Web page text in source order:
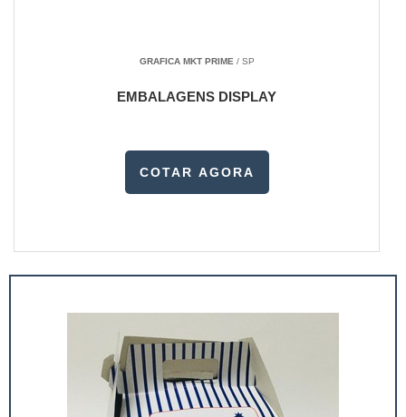
GRAFICA MKT PRIME/ SP
EMBALAGENS DISPLAY
COTAR AGORA